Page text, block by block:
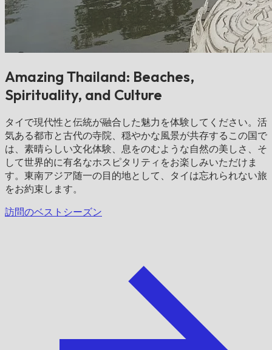
Amazing Thailand: Beaches,
Spirituality, and Culture
タイで現代性と伝統が融合した魅力を体験してください。活
気ある都市と古代の寺院、穏やかな風景が共存するこの国で
は、素晴らしい文化体験、息をのむような自然の美しさ、そ
して世界的に有名なホスピタリティをお楽しみいただけま
す。東南アジア随一の目的地として、タイは忘れられない旅
をお約束します。
訪問のベストシーズン